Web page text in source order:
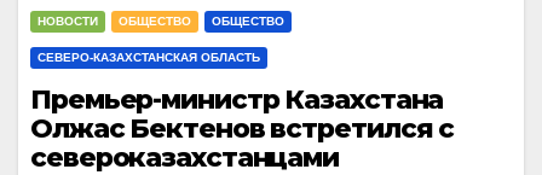
НОВОСТИ ОБЩЕСТВО ОБЩЕСТВО
СЕВЕРО-КАЗАХСТАНСКАЯ ОБЛАСТЬ
Премьер-министр Казахстана
Олжас Бектенов встретился с
североказахстанцами